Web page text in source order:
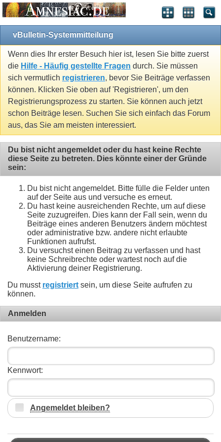
vBulletin-Systemmitteilung
Wenn dies Ihr erster Besuch hier ist, lesen Sie bitte zuerst
die Hilfe - Häufig gestellte Fragen durch. Sie müssen
sich vermutlich registrieren, bevor Sie Beiträge verfassen
können. Klicken Sie oben auf 'Registrieren', um den
Registrierungsprozess zu starten. Sie können auch jetzt
schon Beiträge lesen. Suchen Sie sich einfach das Forum
aus, das Sie am meisten interessiert.
Du bist nicht angemeldet oder du hast keine Rechte
diese Seite zu betreten. Dies könnte einer der Gründe
sein:
Du bist nicht angemeldet. Bitte fülle die Felder unten
auf der Seite aus und versuche es erneut.
Du hast keine ausreichenden Rechte, um auf diese
Seite zuzugreifen. Dies kann der Fall sein, wenn du
Beiträge eines anderen Benutzers ändern möchtest
oder administrative bzw. andere nicht erlaubte
Funktionen aufrufst.
Du versuchst einen Beitrag zu verfassen und hast
keine Schreibrechte oder wartest noch auf die
Aktivierung deiner Registrierung.
Du musst registriert sein, um diese Seite aufrufen zu
können.
Anmelden
Benutzername:
Kennwort:
Angemeldet bleiben?